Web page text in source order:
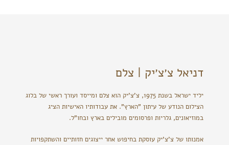
דניאל צ׳צ׳יק | צלם
יליד ישראל בשנת 1975, צ'צ'יק הוא צלם ומייסד ועורך ראשי של בלוג
הצילום הנודע של עיתון "הארץ". את עבודותיו האישיות הציג
במוזיאונים, גלריות ופרסומים מובילים בארץ ובחו"ל.
אמנותו של צ'צ'יק עוסקת בחיפוש אחר ייצוגים חזותיים והשתקפויות